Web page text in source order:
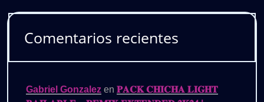
Comentarios recientes
Gabriel Gonzalez en 𝐏𝐀𝐂𝐊 𝐂𝐇𝐈𝐂𝐇𝐀 𝐋𝐈𝐆𝐇𝐓